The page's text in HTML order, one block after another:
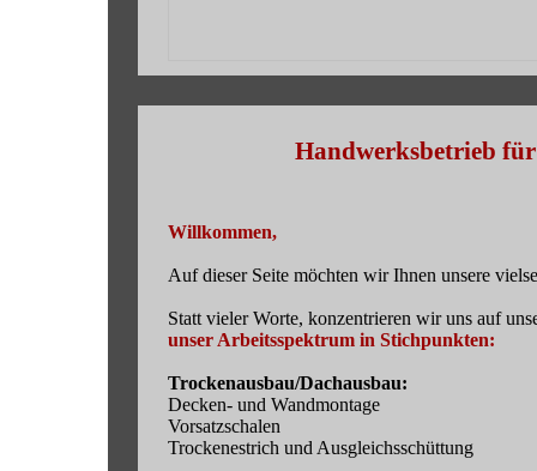
Handwerksbetrieb
Willkommen,
Auf dieser Seite möchten wir Ihnen unsere
Statt vieler Worte, konzentrieren wir uns auf
unser Arbeitsspektrum in Stichpunkten:
Trockenausbau/Dachausbau:
Decken- und Wandmontage
Vorsatzschalen
Trockenestrich und Ausgleichsschüttung